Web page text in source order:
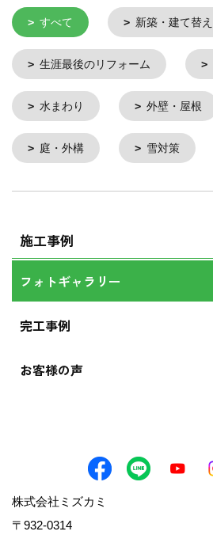
すべて 新築・建て替え
生涯最後のリフォーム
水まわり 外壁・屋根
庭・外構 雪対策
施工事例
フォトギャラリー
完工事例
お客様の声
株式会社ミズカミ
〒932-0314